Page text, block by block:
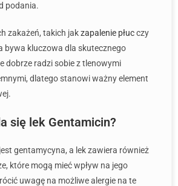
podania.
zakażeń, takich jakzapalenie płucczy
bywa kluczowa dla skutecznego
dobrze radzi sobie z tlenowymi
dlatego stanowi ważny element
się lek Gentamicin?
gentamycyna, a lek zawiera również
które mogą mieć wpływ na jego
uwagę na możliwe alergie na te